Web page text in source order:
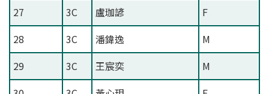
27
3C 盧珈諺
F
28
3C 潘鍏逸
M
29
3C 王宸奕
M